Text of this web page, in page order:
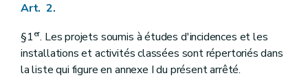
Art. 2.
§1er. Les projets soumis à études d'incidences et les
installations et activités classées sont répertoriés dans
la liste qui figure en annexe I du présent arrêté.